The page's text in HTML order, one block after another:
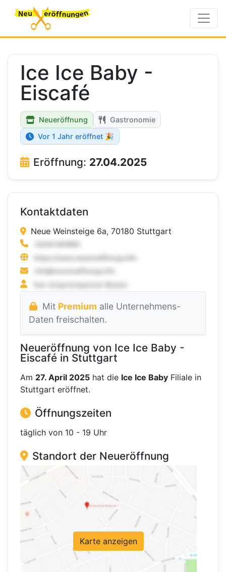
Ice Ice Baby -
Eiscafé
Neueröffnung
Gastronomie
Vor 1 Jahr eröffnet 🎉
Eröffnung: 27.04.2025
Kontaktdaten
Neue Weinsteige 6a, 70180 Stuttgart
Mit Premium alle Unternehmens-
Daten freischalten.
Neueröffnung von Ice Ice Baby -
Eiscafé in Stuttgart
Am 27. April 2025 hat die Ice Ice Baby Filiale in
Stuttgart eröffnet.
Öffnungszeiten
täglich von 10 - 19 Uhr
Standort der Neueröffnung
Karte anzeigen